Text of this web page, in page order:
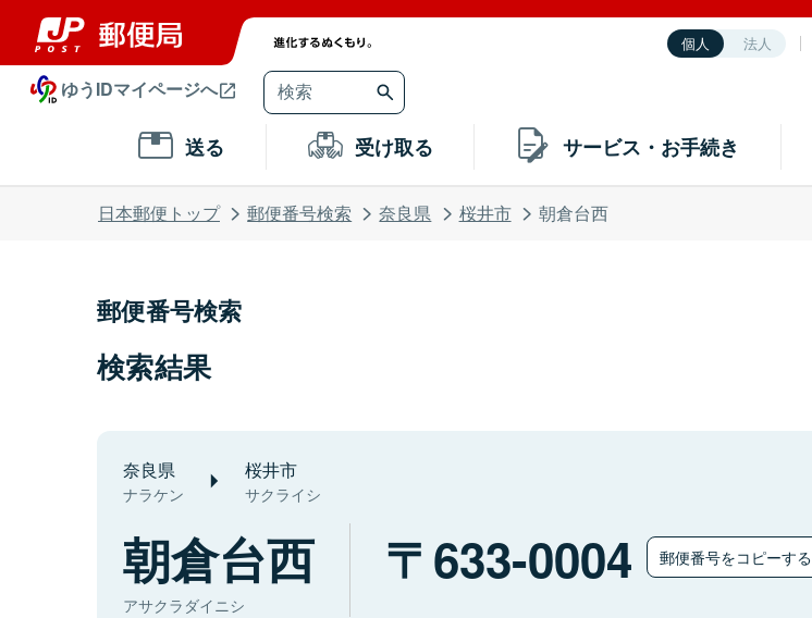
個人 法人
ゆうIDマイページへ
送る 受け取る サービス・お手続き
日本郵便トップ 郵便番号検索 奈良県 桜井市 朝倉台西
郵便番号検索
検索結果
奈良県
ナラケン
桜井市
サクライシ
朝倉台西
アサクラダイニシ
633-0004 郵便番号をコピーする